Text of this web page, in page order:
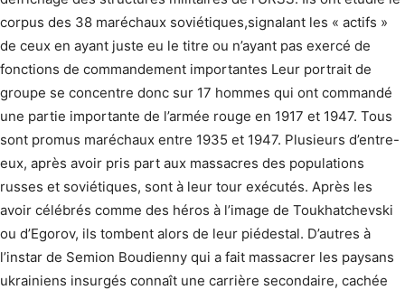
corpus des 38 maréchaux soviétiques,signalant les « actifs »
de ceux en ayant juste eu le titre ou n’ayant pas exercé de
fonctions de commandement importantes Leur portrait de
groupe se concentre donc sur 17 hommes qui ont commandé
une partie importante de l’armée rouge en 1917 et 1947. Tous
sont promus maréchaux entre 1935 et 1947. Plusieurs d’entre-
eux, après avoir pris part aux massacres des populations
russes et soviétiques, sont à leur tour exécutés. Après les
avoir célébrés comme des héros à l’image de Toukhatchevski
ou d’Egorov, ils tombent alors de leur piédestal. D’autres à
l’instar de Semion Boudienny qui a fait massacrer les paysans
ukrainiens insurgés connaît une carrière secondaire, cachée